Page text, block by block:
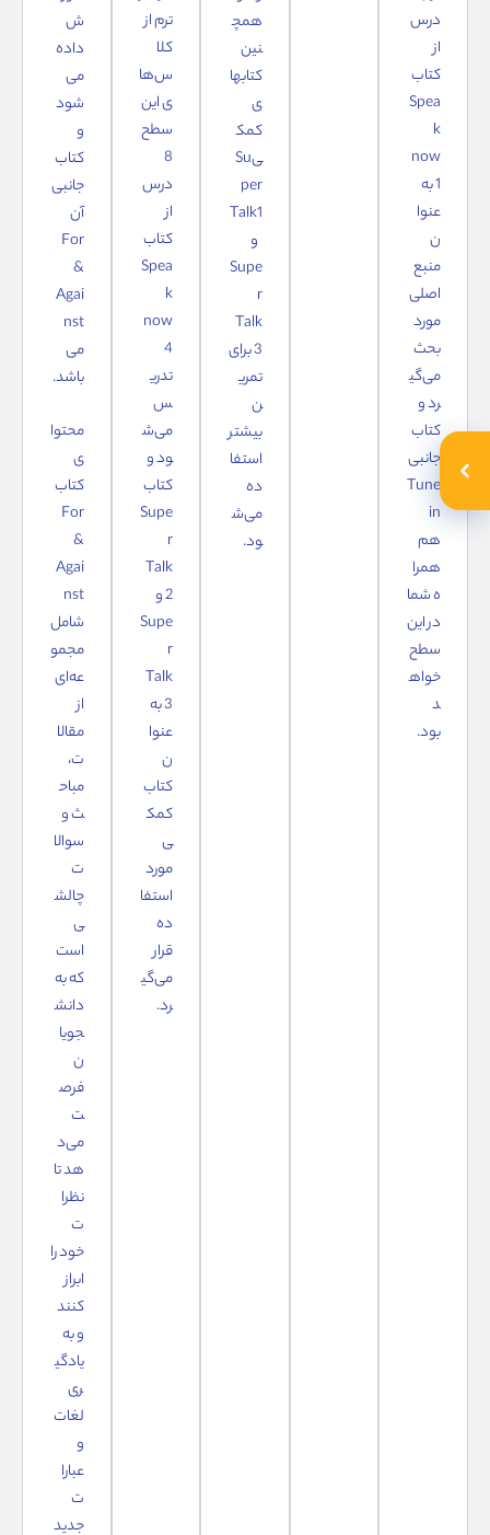
درس
از
کتاب
Spea
k
now
1 به
عنوا
ن
منبع
اصلی
مورد
بحث
می‌گی
رد و
کتاب
جانبی
Tune
in
هم
همرا
ه شما
در این
سطح
خواه
د
بود.
همچ
نین
کتابها
ی
کمک
یSu
per
Talk1
و
Supe
r
Talk
3 برای
تمری
ن
بیشتر
استفا
ده
می‌ش
ود.
ترم از
کلا
س‌ها
ی این
سطح
8
درس
از
کتاب
Spea
k
now
4
تدری
س
می‌ش
ود و
کتاب
Supe
r
Talk
2 و
Supe
r
Talk
3 به
عنوا
ن
کتاب
کمک
ی
مورد
استفا
ده
قرار
می‌گی
رد.
ش
داده
می
شود
و
کتاب
جانبی
آن
For
&
Agai
nst
می
باشد.
محتوا
ی
کتاب
For
&
Agai
nst
شامل
مجمو
عه‌ای
از
مقالا
ت،
مباح
ث و
سوالا
ت
چالش
ی
است
که به
دانش
جویا
ن
فرص
ت
می‌د
هد تا
نظرا
ت
خود را
ابراز
کنند
و به
یادگی
ری
لغات
و
عبارا
ت
جدید